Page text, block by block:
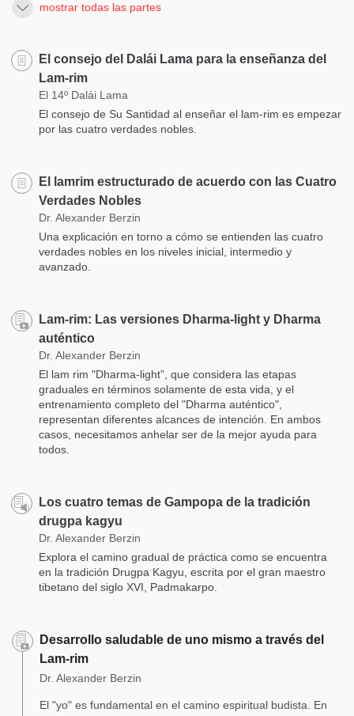
mostrar todas las partes
El consejo del Dalái Lama para la enseñanza del
Lam-rim
El 14º Dalái Lama
El consejo de Su Santidad al enseñar el lam-rim es empezar
por las cuatro verdades nobles.
El lamrim estructurado de acuerdo con las Cuatro
Verdades Nobles
Dr. Alexander Berzin
Una explicación en torno a cómo se entienden las cuatro
verdades nobles en los niveles inicial, intermedio y
avanzado.
Lam-rim: Las versiones Dharma-light y Dharma
auténtico
Dr. Alexander Berzin
El lam rim "Dharma-light”, que considera las etapas
graduales en términos solamente de esta vida, y el
entrenamiento completo del "Dharma auténtico",
representan diferentes alcances de intención. En ambos
casos, necesitamos anhelar ser de la mejor ayuda para
todos.
Los cuatro temas de Gampopa de la tradición
drugpa kagyu
Dr. Alexander Berzin
Explora el camino gradual de práctica como se encuentra
en la tradición Drugpa Kagyu, escrita por el gran maestro
tibetano del siglo XVI, Padmakarpo.
Desarrollo saludable de uno mismo a través del
Lam-rim
Dr. Alexander Berzin
El "yo" es fundamental en el camino espiritual budista. En